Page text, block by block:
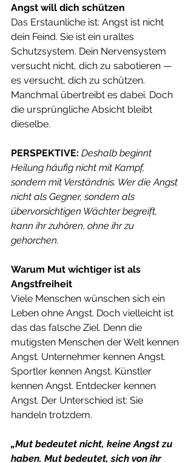
Angst will dich schützen
Das Erstaunliche ist: Angst ist nicht
dein Feind. Sie ist ein uraltes
Schutzsystem. Dein Nervensystem
versucht nicht, dich zu sabotieren —
es versucht, dich zu schützen.
Manchmal übertreibt es dabei. Doch
die ursprüngliche Absicht bleibt
dieselbe.
PERSPEKTIVE: Deshalb beginnt
Heilung häufig nicht mit Kampf,
sondern mit Verständnis. Wer die Angst
nicht als Gegner, sondern als
übervorsichtigen Wächter begreift,
kann ihr zuhören, ohne ihr zu
gehorchen.
Warum Mut wichtiger ist als
Angstfreiheit
Viele Menschen wünschen sich ein
Leben ohne Angst. Doch vielleicht ist
das das falsche Ziel. Denn die
mutigsten Menschen der Welt kennen
Angst. Unternehmer kennen Angst.
Sportler kennen Angst. Künstler
kennen Angst. Entdecker kennen
Angst. Der Unterschied ist: Sie
handeln trotzdem.
„Mut bedeutet nicht, keine Angst zu
haben. Mut bedeutet, sich von ihr